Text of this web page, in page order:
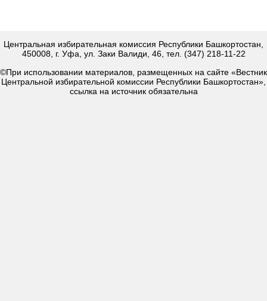
Центральная избирательная комиссия Республики Башкортостан,
450008, г. Уфа, ул. Заки Валиди, 46, тел. (347) 218-11-22
©При использовании материалов, размещенных на сайте «Вестник
Центральной избирательной комиссии Республики Башкортостан»,
ссылка на источник обязательна